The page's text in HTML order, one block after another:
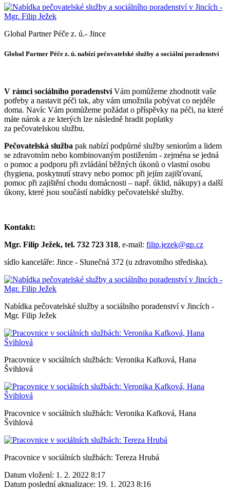
Global Partner Péče z. ú.- Jince
Global Partner Péče z. ú. nabízí pečovatelské služby a sociální poradenství
V rámci sociálního poradenstvíVám pomůžeme zhodnotit vaše
potřeby a nastavit péči tak, aby vám umožnila pobývat co nejdéle
doma. Navíc Vám pomůžeme požádat o příspěvky na péči, na které
máte nárok a ze kterých lze následně hradit poplatky
za pečovatelskou službu.
Pečovatelská služba pak nabízí podpůrné služby seniorům a lidem
se zdravotním nebo kombinovaným postižením - zejména se jedná
o pomoc a podporu při zvládání běžných úkonů o vlastní osobu
(hygiena, poskytnutí stravy nebo pomoc při jejím zajišťovaní,
pomoc při zajištění chodu domácnosti – např. úklid, nákupy) a další
úkony, které jsou součástí nabídky pečovatelské služby.
Kontakt:
Mgr. Filip Ježek, tel. 732 723 318, e-mail: filip.jezek@gp.cz
sídlo kanceláře: Jince - Slunečná 372 (u zdravotního střediska).
Nabídka pečovatelské služby a sociálního poradenství v Jincích -
Mgr. Filip Ježek
Pracovnice v sociálních službách: Veronika Kafková, Hana
Švihlová
Pracovnice v sociálních službách: Veronika Kafková, Hana
Švihlová
Pracovnice v sociálních službách: Tereza Hrubá
Datum vložení: 1. 2. 2022 8:17
Datum poslední aktualizace: 19. 1. 2023 8:16